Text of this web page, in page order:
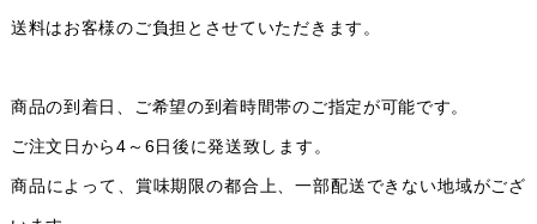
送料はお客様のご負担とさせていただきます。
商品の到着日、ご希望の到着時間帯のご指定が可能です。
ご注文日から4～6日後に発送致します。
商品によって、賞味期限の都合上、一部配送できない地域がござ